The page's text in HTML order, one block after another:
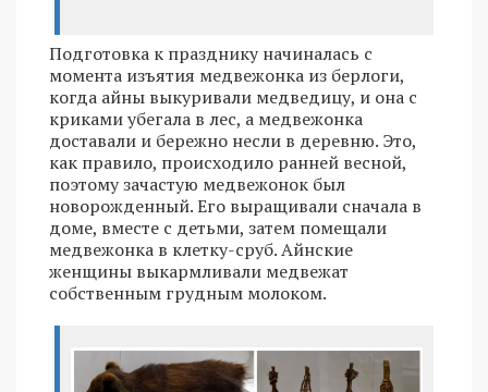
Подготовка к празднику начиналась с
момента изъятия медвежонка из берлоги,
когда айны выкуривали медведицу, и она с
криками убегала в лес, а медвежонка
доставали и бережно несли в деревню. Это,
как правило, происходило ранней весной,
поэтому зачастую медвежонок был
новорожденный. Его выращивали сначала в
доме, вместе с детьми, затем помещали
медвежонка в клетку-сруб. Айнские
женщины выкармливали медвежат
собственным грудным молоком.